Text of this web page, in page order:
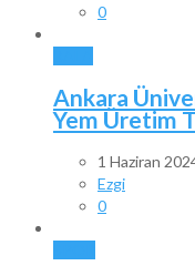
0
Ankara
Yem Üretim
1 Haziran
Ezgi
0